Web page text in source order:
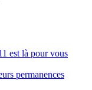
est là pour vous
permanences